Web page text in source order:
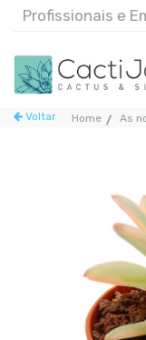
Profissionais e
Home As
Voltar